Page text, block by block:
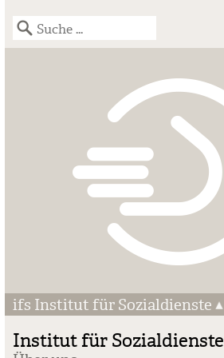
ifs Institut für Sozialdienste
Institut für Sozialdienste